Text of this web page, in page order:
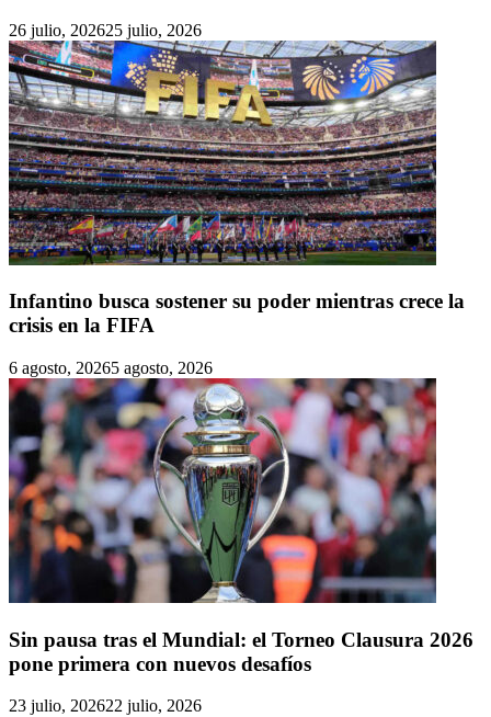
26 julio, 202625 julio, 2026
Infantino busca sostener su poder mientras crece la
crisis en la FIFA
6 agosto, 20265 agosto, 2026
Sin pausa tras el Mundial: el Torneo Clausura 2026
pone primera con nuevos desafíos
23 julio, 202622 julio, 2026